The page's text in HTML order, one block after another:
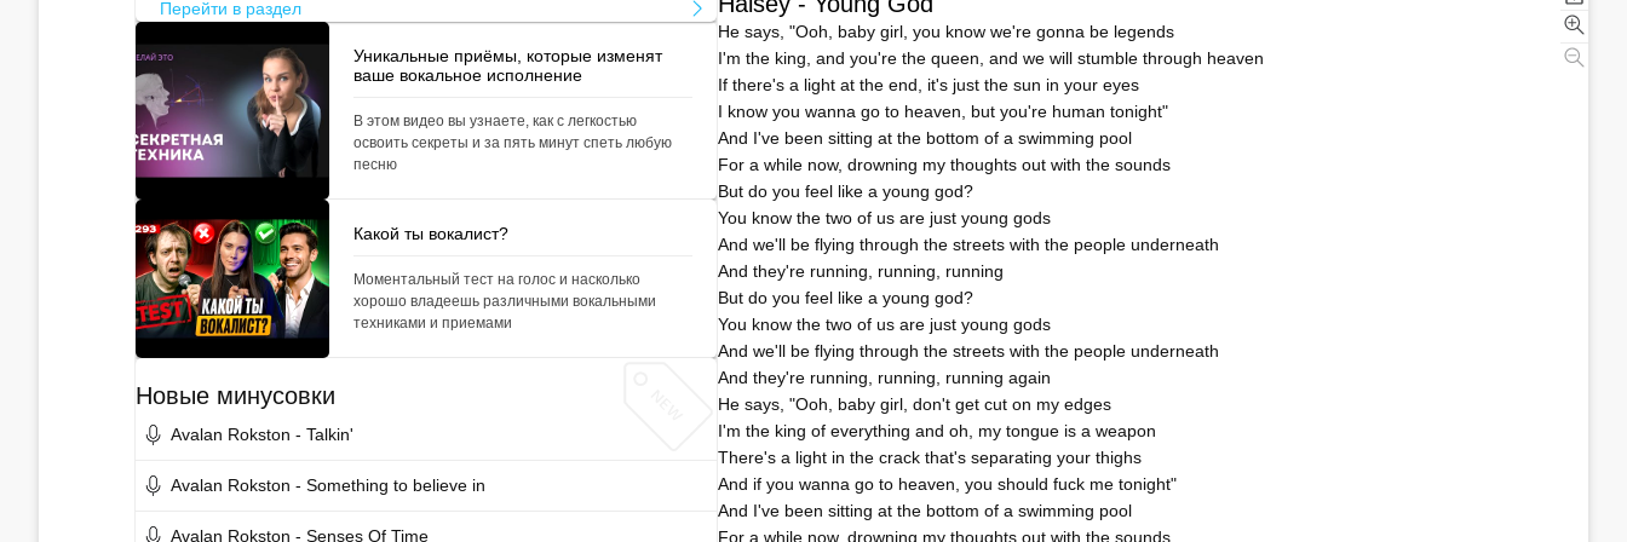
Перейти в раздел
Уникальные приёмы, которые изменят
ваше вокальное исполнение
В этом видео вы узнаете, как с легкостью
освоить секреты и за пять минут спеть любую
песню
Какой ты вокалист?
Моментальный тест на голос и насколько
хорошо владеешь различными вокальными
техниками и приемами
Новые минусовки
Avalan Rokston - Talkin'
Avalan Rokston - Something to believe in
Avalan Rokston - Senses Of Time
He says, "Ooh, baby girl, you know we're gonna be legends
I'm the king, and you're the queen, and we will stumble through heaven
If there's a light at the end, it's just the sun in your eyes
I know you wanna go to heaven, but you're human tonight"
And I've been sitting at the bottom of a swimming pool
For a while now, drowning my thoughts out with the sounds
But do you feel like a young god?
You know the two of us are just young gods
And we'll be flying through the streets with the people underneath
And they're running, running, running
But do you feel like a young god?
You know the two of us are just young gods
And we'll be flying through the streets with the people underneath
And they're running, running, running again
He says, "Ooh, baby girl, don't get cut on my edges
I'm the king of everything and oh, my tongue is a weapon
There's a light in the crack that's separating your thighs
And if you wanna go to heaven, you should fuck me tonight"
And I've been sitting at the bottom of a swimming pool
For a while now, drowning my thoughts out with the sounds
Frank Sinatra - You Make